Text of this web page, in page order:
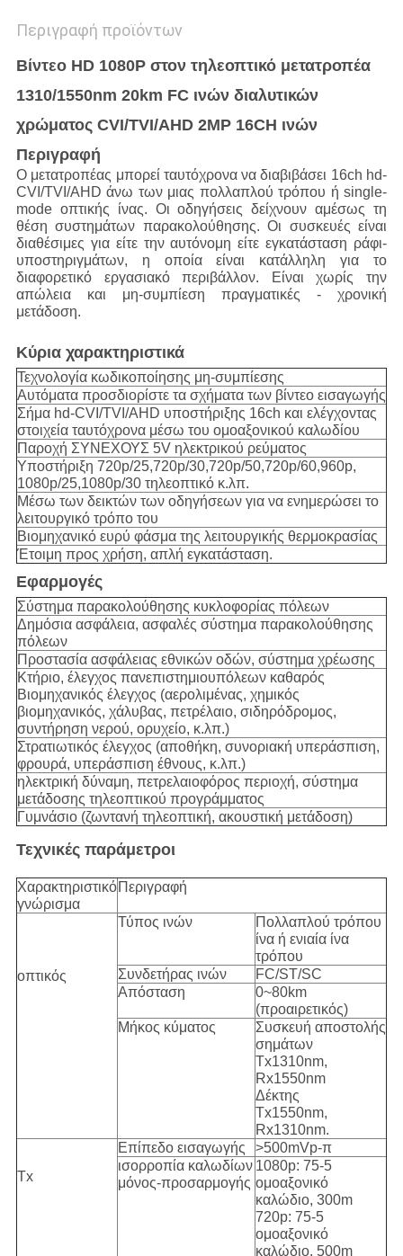
Περιγραφή προϊόντων
Βίντεο HD 1080P στον τηλεοπτικό μετατροπέα
1310/1550nm 20km FC ινών διαλυτικών
χρώματος CVI/TVI/AHD 2MP 16CH ινών
Περιγραφή
Ο μετατροπέας μπορεί ταυτόχρονα να διαβιβάσει 16ch hd-
CVI/TVI/AHD άνω των μιας πολλαπλού τρόπου ή single-
mode οπτικής ίνας. Οι οδηγήσεις δείχνουν αμέσως τη
θέση συστημάτων παρακολούθησης. Οι συσκευές είναι
διαθέσιμες για είτε την αυτόνομη είτε εγκατάσταση ράφι-
υποστηριγμάτων, η οποία είναι κατάλληλη για το
διαφορετικό εργασιακό περιβάλλον. Είναι χωρίς την
απώλεια και μη-συμπίεση πραγματικές - χρονική
μετάδοση.
Κύρια χαρακτηριστικά
Τεχνολογία κωδικοποίησης μη-συμπίεσης
Αυτόματα προσδιορίστε τα σχήματα των βίντεο εισαγωγής
Σήμα hd-CVI/TVI/AHD υποστήριξης 16ch και ελέγχοντας
στοιχεία ταυτόχρονα μέσω του ομοαξονικού καλωδίου
Παροχή ΣΥΝΕΧΟΥΣ 5V ηλεκτρικού ρεύματος
Υποστήριξη 720p/25,720p/30,720p/50,720p/60,960p,
1080p/25,1080p/30 τηλεοπτικό κ.λπ.
Μέσω των δεικτών των οδηγήσεων για να ενημερώσει το
λειτουργικό τρόπο του
Βιομηχανικό ευρύ φάσμα της λειτουργικής θερμοκρασίας
Έτοιμη προς χρήση, απλή εγκατάσταση.
Εφαρμογές
Σύστημα παρακολούθησης κυκλοφορίας πόλεων
Δημόσια ασφάλεια, ασφαλές σύστημα παρακολούθησης
πόλεων
Προστασία ασφάλειας εθνικών οδών, σύστημα χρέωσης
Κτήριο, έλεγχος πανεπιστημιουπόλεων καθαρός
Βιομηχανικός έλεγχος (αερολιμένας, χημικός
βιομηχανικός, χάλυβας, πετρέλαιο, σιδηρόδρομος,
συντήρηση νερού, ορυχείο, κ.λπ.)
Στρατιωτικός έλεγχος (αποθήκη, συνοριακή υπεράσπιση,
φρουρά, υπεράσπιση έθνους, κ.λπ.)
ηλεκτρική δύναμη, πετρελαιοφόρος περιοχή, σύστημα
μετάδοσης τηλεοπτικού προγράμματος
Γυμνάσιο (ζωντανή τηλεοπτική, ακουστική μετάδοση)
Τεχνικές παράμετροι
Χαρακτηριστικό
γνώρισμα
Περιγραφή
οπτικός
Τύπος ινών
Πολλαπλού τρόπου
ίνα ή ενιαία ίνα
τρόπου
Συνδετήρας ινών
FC/ST/SC
Απόσταση
0~80km
(προαιρετικός)
Μήκος κύματος
Συσκευή αποστολής
σημάτων
Tx1310nm,
Rx1550nm
Δέκτης
Tx1550nm,
Rx1310nm.
Tx
Επίπεδο εισαγωγής
>500mVp-π
ισορροπία καλωδίων
μόνος-προσαρμογής
1080p: 75-5
ομοαξονικό
καλώδιο, 300m
720p: 75-5
ομοαξονικό
καλώδιο, 500m